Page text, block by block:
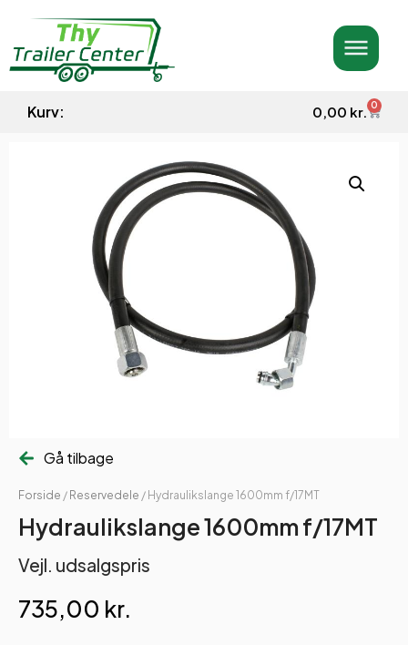
Kurv: 0,00 kr. 0
Gå tilbage
Forside / Reservedele / Hydraulikslange 1600mm f/17MT
Hydraulikslange 1600mm f/17MT
Vejl. udsalgspris
735,00 kr.